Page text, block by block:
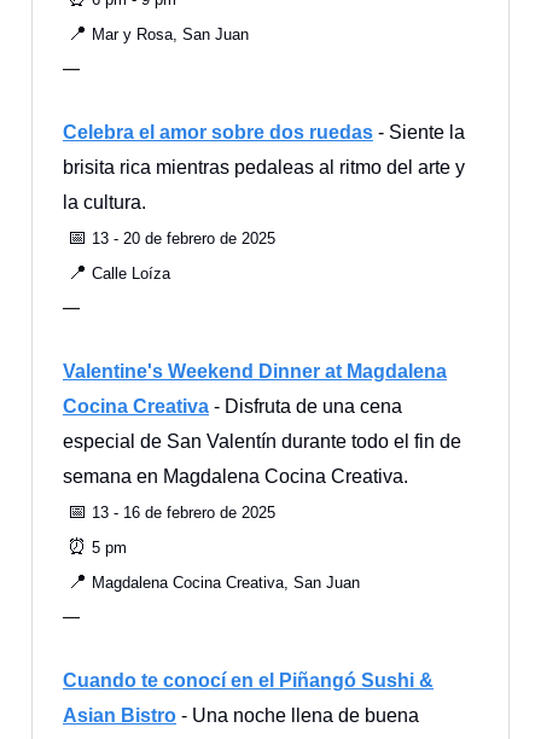
📍 Mar y Rosa, San Juan
—
Celebra el amor sobre dos ruedas - Siente la
brisita rica mientras pedaleas al ritmo del arte y
la cultura.
📅 13 - 20 de febrero de 2025
📍 Calle Loíza
—
Valentine's Weekend Dinner at Magdalena
Cocina Creativa - Disfruta de una cena
especial de San Valentín durante todo el fin de
semana en Magdalena Cocina Creativa.
📅 13 - 16 de febrero de 2025
⏰ 5 pm
📍 Magdalena Cocina Creativa, San Juan
—
Cuando te conocí en el Piñangó Sushi &
Asian Bistro - Una noche llena de buena